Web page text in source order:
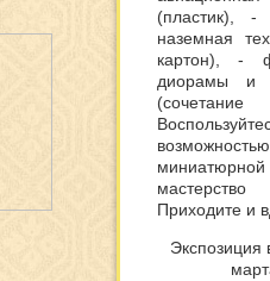
(пластик), -
наземная
картон), -
диорамы и
(сочетание
Приходите и
Экспозиция